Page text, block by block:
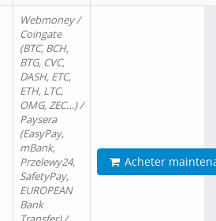
Webmoney /
Coingate
(BTC, BCH,
BTG, CVC,
DASH, ETC,
ETH, LTC,
OMG, ZEC…) /
Paysera
(EasyPay,
mBank,
Przelewy24,
SafetyPay,
EUROPEAN
Bank
Acheter